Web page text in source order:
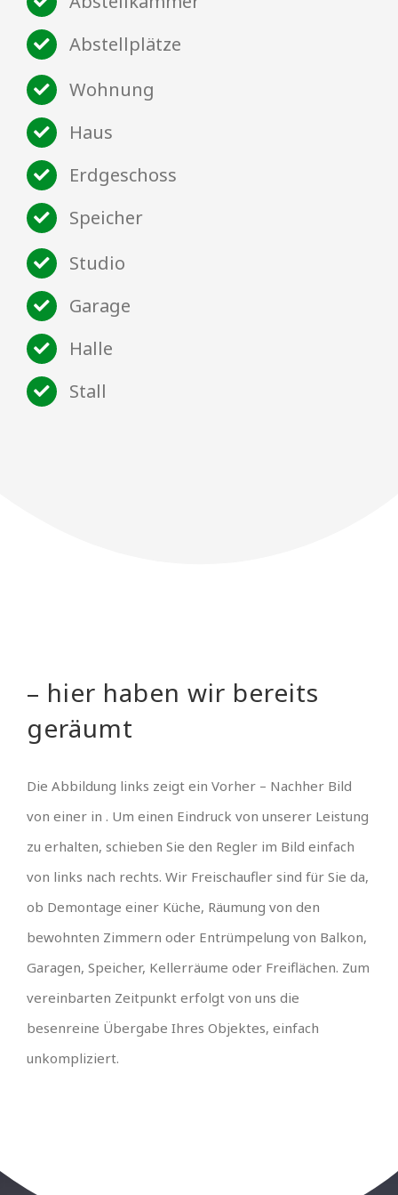
Abstellplätze
Wohnung
Haus
Erdgeschoss
Speicher
Studio
Garage
Halle
Stall
– hier haben wir bereits
geräumt
Die Abbildung links zeigt ein Vorher – Nachher Bild
von einer in . Um einen Eindruck von unserer Leistung
zu erhalten, schieben Sie den Regler im Bild einfach
von links nach rechts. Wir Freischaufler sind für Sie da,
ob Demontage einer Küche, Räumung von den
bewohnten Zimmern oder Entrümpelung von Balkon,
Garagen, Speicher, Kellerräume oder Freiflächen. Zum
vereinbarten Zeitpunkt erfolgt von uns die
besenreine Übergabe Ihres Objektes, einfach
unkompliziert.